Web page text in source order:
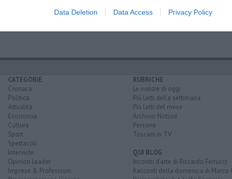
Data Deletion Data Access Privacy Policy
CATEGORIE
Cronaca
Politica
Attualità
Economia
Cultura
Sport
Spettacoli
Interviste
Opinion Leader
Imprese & Professioni
RUBRICHE
Le notizie di oggi
Più Letti della settimana
Più Letti del mese
Archivio Notizie
Persone
Toscani in TV
QUI BLOG
Incontri d'arte di Riccardo Ferrucci
Racconti della domenica di Marco